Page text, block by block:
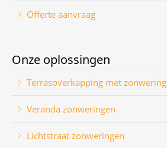
Offerte aanvraag
Onze oplossingen
Terrasoverkapping met zonwering
Veranda zonweringen
Lichtstraat zonweringen